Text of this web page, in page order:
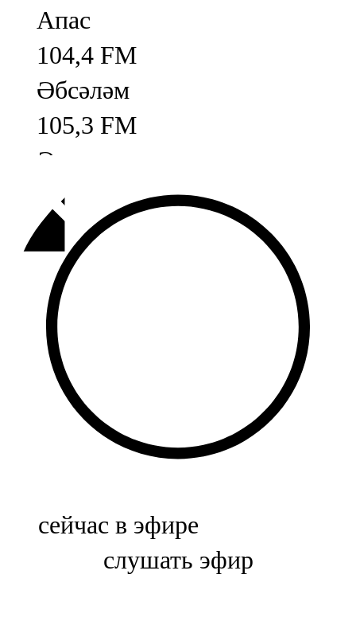
Апас
104,4 FM
Әбсәләм
105,3 FM
Әлмәт
92,9 FM
Базарлы матак
107,1 FM
Балык бистәсе
104,9 FM
Баулы
107,5 FM
Биләр
Болгар
сейчас в эфире
слушать эфир